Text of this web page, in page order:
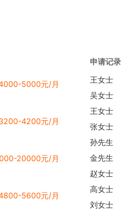
5000元/月
4200元/月
20000元/月
5600元/月
申请记录
王女士
吴女士
王女士
张女士
孙先生
金先生
赵女士
高女士
刘女士